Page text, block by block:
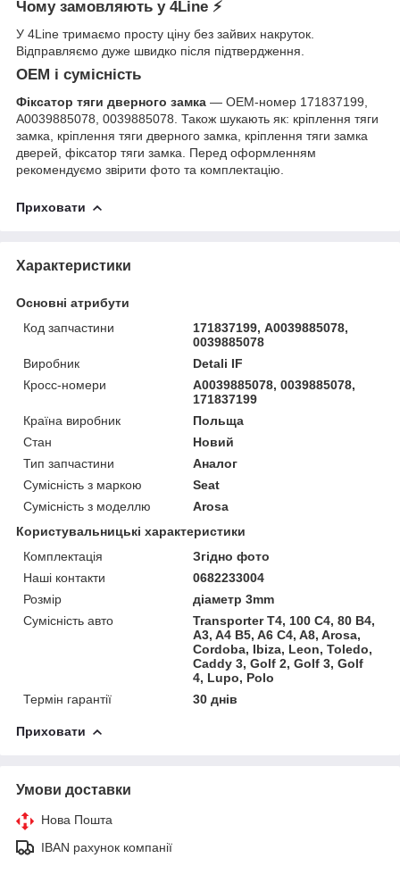
Чому замовляють у 4Line ⚡
У 4Line тримаємо просту ціну без зайвих накруток.
Відправляємо дуже швидко після підтвердження.
OEM і сумісність
Фіксатор тяги дверного замка — OEM-номер 171837199,
А0039885078, 0039885078. Також шукають як: кріплення тяги
замка, кріплення тяги дверного замка, кріплення тяги замка
дверей, фіксатор тяги замка. Перед оформленням
рекомендуємо звірити фото та комплектацію.
Приховати
Характеристики
Основні атрибути
Код запчастини
171837199, А0039885078,
0039885078
Виробник
Detali IF
Кросс-номери
А0039885078, 0039885078,
171837199
Країна виробник
Польща
Стан
Новий
Тип запчастини
Аналог
Сумісність з маркою
Seat
Сумісність з моделлю
Arosa
Користувальницькі характеристики
Комплектація
Згідно фото
Наші контакти
0682233004
Розмір
діаметр 3mm
Сумісність авто
Transporter T4, 100 C4, 80 B4,
A3, A4 B5, A6 C4, A8, Arosa,
Cordoba, Ibiza, Leon, Toledo,
Caddy 3, Golf 2, Golf 3, Golf
4, Lupo, Polo
Термін гарантії
30 днів
Приховати
Умови доставки
Нова Пошта
IBAN рахунок компанії